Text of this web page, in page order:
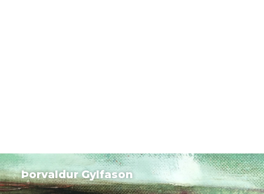
Þorvaldur Gylfason